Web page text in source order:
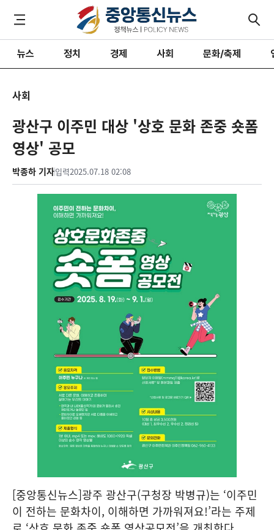
뉴스 정치 경제 사회 문화/축제
사회
광산구 이주민 대상 '상호 문화 존중 숏폼
영상' 공모
박종하 기자입력2025.07.18 02:08
[중앙통신뉴스]광주 광산구(구청장 박병규)는 ‘이주민
이 전하는 문화차이, 이해하면 가까워져요!’라는 주제